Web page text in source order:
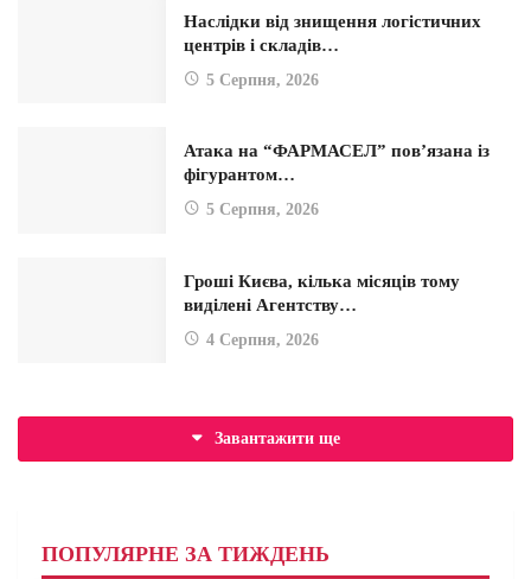
Наслідки від знищення логістичних
центрів і складів…
5 Серпня, 2026
Атака на “ФАРМАСЕЛ” пов’язана із
фігурантом…
5 Серпня, 2026
Гроші Києва, кілька місяців тому
виділені Агентству…
4 Серпня, 2026
Завантажити ще
ПОПУЛЯРНЕ ЗА ТИЖДЕНЬ